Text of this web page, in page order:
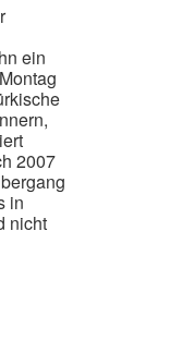
ein
2007
in
nicht